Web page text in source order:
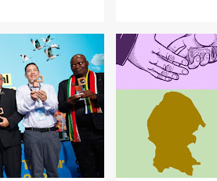
COAHUILA